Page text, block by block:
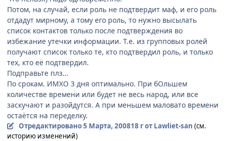
Потом, на случай, если роль не подтвердит маф, и его роль
отдадут мирному, а тому его роль, то нужно высылать
список контактов только после подтверждения во
избежание утечки информации. Т.е. из групповых ролей
получают список только те, кто подтвердил роль, и только
тех, кто её подтвердил.
Подправьте плз...
По срокам. ИМХО 3 дня оптимально. При бОльшем
количестве времени или будет не весь народ, или все
заскучают и разойдутся. А при меньшем маловато времени
остаётся на переделку.
Отредактировано5 Марта, 200818 гот Lawliet-san (см.
историю изменений)